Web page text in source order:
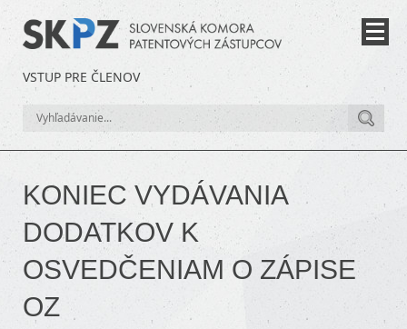
VSTUP PRE ČLENOV
KONIEC VYDÁVANIA
DODATKOV K
OSVEDČENIAM O ZÁPISE
OZ